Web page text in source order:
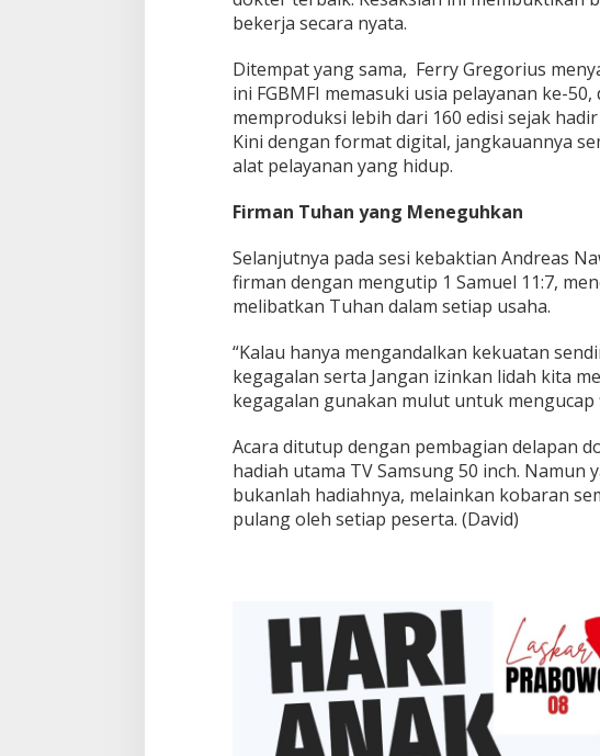
bekerja secara nyata.
Ditempat yang sama, Ferry Gregorius
ini FGBMFI memasuki usia pelayanan ke-
memproduksi lebih dari 160 edisi sejak
Kini dengan format digital, jangkauannya
alat pelayanan yang hidup.
Firman Tuhan yang Meneguhkan
Selanjutnya pada sesi kebaktian Andreas
firman dengan mengutip 1 Samuel 11:7,
melibatkan Tuhan dalam setiap usaha.
“Kalau hanya mengandalkan kekuatan
kegagalan serta Jangan izinkan lidah kita
kegagalan gunakan mulut untuk mengucap
Acara ditutup dengan pembagian delapan
hadiah utama TV Samsung 50 inch. Namun
bukanlah hadiahnya, melainkan kobaran
pulang oleh setiap peserta. (David)